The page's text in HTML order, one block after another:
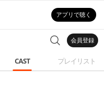
アプリで聴く
会員登録
CAST プレイリスト